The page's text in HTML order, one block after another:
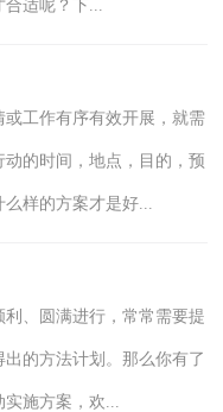
合适呢？下...
工作有序有效开展，就需
的时间，地点，目的，预
样的方案才是好...
、圆满进行，常常需要提
的方法计划。那么你有了
实施方案，欢...